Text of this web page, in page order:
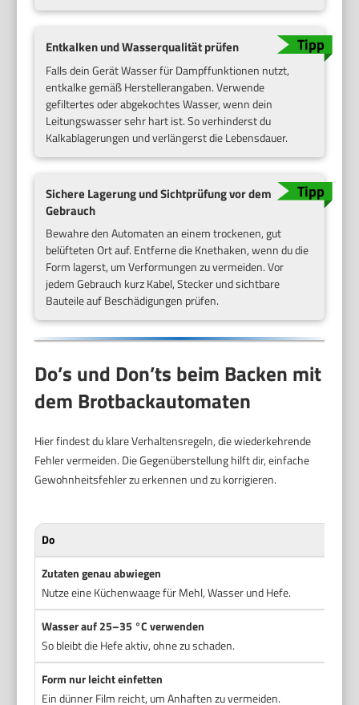
Entkalken und Wasserqualität prüfen
Falls dein Gerät Wasser für Dampffunktionen nutzt,
entkalke gemäß Herstellerangaben. Verwende
gefiltertes oder abgekochtes Wasser, wenn dein
Leitungswasser sehr hart ist. So verhinderst du
Kalkablagerungen und verlängerst die Lebensdauer.
Sichere Lagerung und Sichtprüfung vor dem
Gebrauch
Bewahre den Automaten an einem trockenen, gut
belüfteten Ort auf. Entferne die Knethaken, wenn du die
Form lagerst, um Verformungen zu vermeiden. Vor
jedem Gebrauch kurz Kabel, Stecker und sichtbare
Bauteile auf Beschädigungen prüfen.
Do’s und Don’ts beim Backen mit
dem Brotbackautomaten
Hier findest du klare Verhaltensregeln, die wiederkehrende
Fehler vermeiden. Die Gegenüberstellung hilft dir, einfache
Gewohnheitsfehler zu erkennen und zu korrigieren.
Do
Zutaten genau abwiegen
Nutze eine Küchenwaage für Mehl, Wasser und Hefe.
Wasser auf 25–35 °C verwenden
So bleibt die Hefe aktiv, ohne zu schaden.
Form nur leicht einfetten
Ein dünner Film reicht, um Anhaften zu vermeiden.